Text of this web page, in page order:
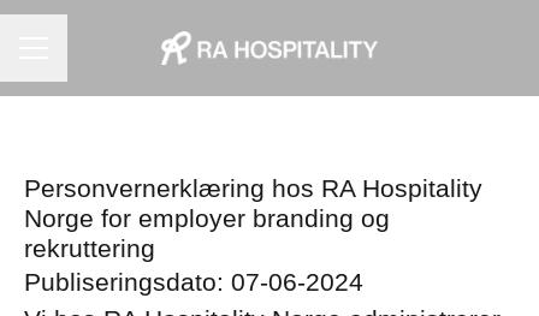
Personvernerklæring hos RA Hospitality
Norge for employer branding og
rekruttering
Publiseringsdato: 07-06-2024